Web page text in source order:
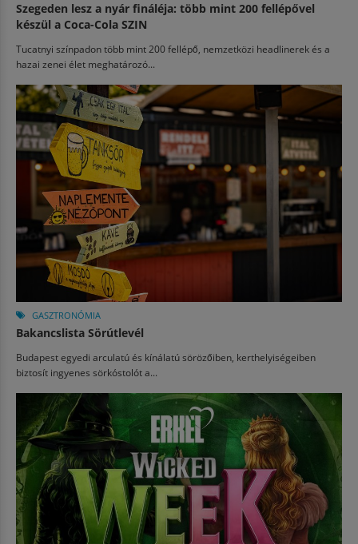
Szegeden lesz a nyár fináléja: több mint 200 fellépővel
készül a Coca-Cola SZIN
Tucatnyi színpadon több mint 200 fellépő, nemzetközi headlinerek és a
hazai zenei élet meghatározó...
GASZTRONÓMIA
Bakancslista Sörútlevél
Budapest egyedi arculatú és kínálatú sörözőiben, kerthelyiségeiben
biztosít ingyenes sörkóstolót a...